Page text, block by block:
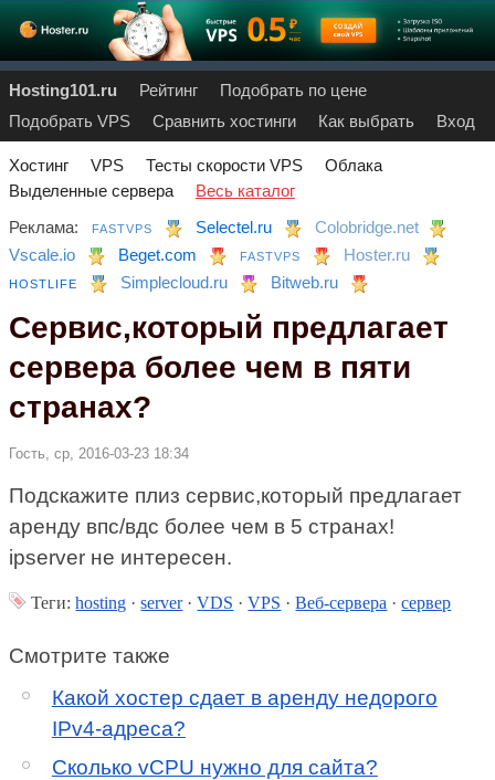
Hosting101.ru Рейтинг
Подобрать по цене
Подобрать VPS
Сравнить хостинги Как выбрать Вход
Хостинг VPS Тесты скорости VPS
Облака
Выделенные сервера
Весь каталог
Реклама:
FASTVPS Selectel.ru
Colobridge.net
Vscale.io
Beget.com FASTVPS Hoster.ru
HOSTLIFE Simplecloud.ru Bitweb.ru
Сервис,который предлагает
сервера более чем в пяти
странах?
Гость, ср, 2016-03-23 18:34
Подскажите плиз сервис,который предлагает
аренду впс/вдс более чем в 5 странах!
ipserver не интересен.
Теги:hosting ·server·VDS ·VPS ·Веб-сервера ·сервер
Смотрите также
Какой хостер сдает в аренду недорого
IPv4-адреса?
Сколько vCPU нужно для сайта?